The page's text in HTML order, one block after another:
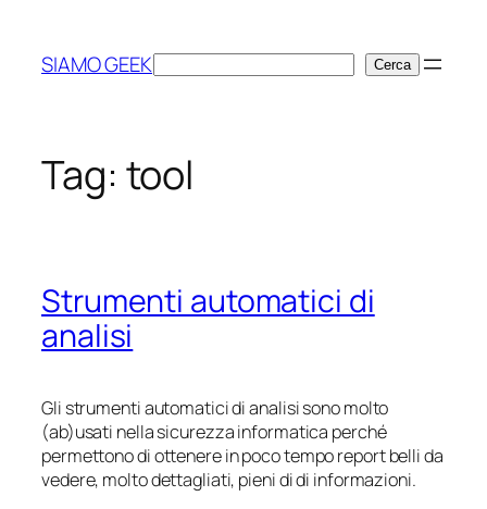
contenuto
SIAMO GEEKCerca Cerca
Tag: tool
Strumenti automatici di
analisi
Gli strumenti automatici di analisi sono molto
(ab)usati nella sicurezza informatica perché
permettono di ottenere in poco tempo report belli da
vedere, molto dettagliati, pieni di di informazioni.